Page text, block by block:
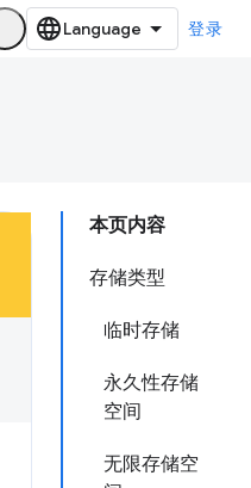
登录
本页内容
存储类型
临时存储
永久性存储
空间
无限存储空